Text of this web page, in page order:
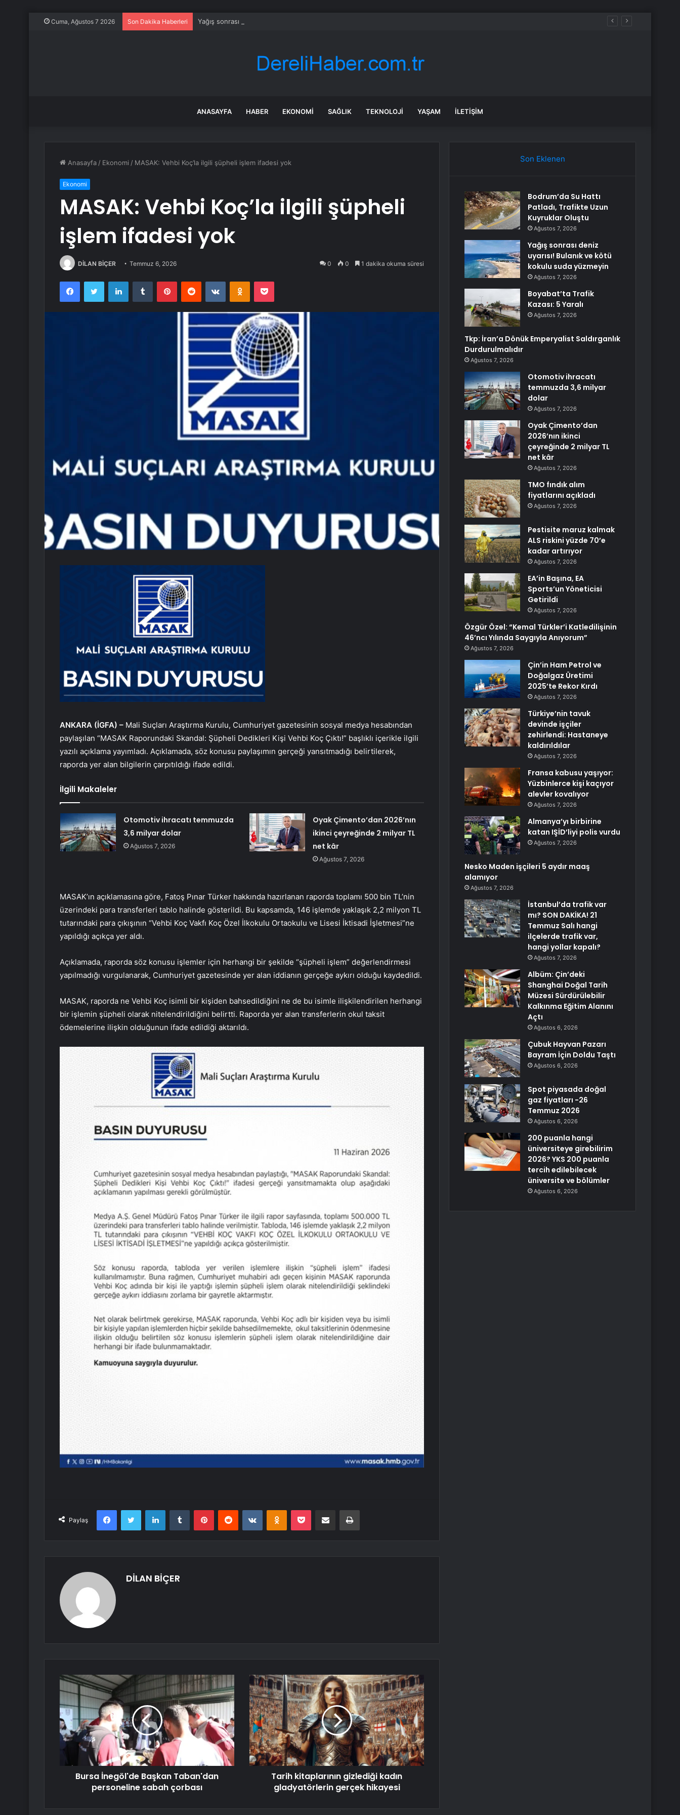
Cuma, Ağustos 7 2026 Son Dakika Haberleri Yağış sonrası deniz uyarısı! Bulanık ve kötü kokulu suda yüzmeyin
ANASAYFA HABER EKONOMI SAĞLIK TEKNOLOJI YAŞAM İLETIŞIM
Anasayfa / Ekonomi / MASAK: Vehbi Koç’la ilgili şüpheli işlem ifadesi yok
Ekonomi
MASAK: Vehbi Koç’la ilgili şüpheli
işlem ifadesi yok
DİLAN BİÇER Temmuz 6, 2026 0 0 1 dakika okuma süresi
FacebookTwitter LinkedInTumblr PinterestReddit VKontakteOdnoklassniki
Pocket
ANKARA (İGFA) – Mali Suçları Araştırma Kurulu, Cumhuriyet gazetesinin sosyal medya hesabından
paylaşılan “MASAK Raporundaki Skandal: Şüpheli Dedikleri Kişi Vehbi Koç Çıktı!” başlıklı içerikle ilgili
yazılı açıklama yayımladı. Açıklamada, söz konusu paylaşımın gerçeği yansıtmadığı belirtilerek,
raporda yer alan bilgilerin çarpıtıldığı ifade edildi.
İlgili Makaleler
Otomotiv ihracatı temmuzda
3,6 milyar dolar
Ağustos 7, 2026
Oyak Çimento’dan 2026’nın
ikinci çeyreğinde 2 milyar TL
net kâr
Ağustos 7, 2026
MASAK’ın açıklamasına göre, Fatoş Pınar Türker hakkında hazırlanan raporda toplamı 500 bin TL’nin
üzerindeki para transferleri tablo halinde gösterildi. Bu kapsamda, 146 işlemde yaklaşık 2,2 milyon TL
tutarındaki para çıkışının “Vehbi Koç Vakfı Koç Özel İlkokulu Ortaokulu ve Lisesi İktisadi İşletmesi”ne
yapıldığı açıkça yer aldı.
Açıklamada, raporda söz konusu işlemler için herhangi bir şekilde “şüpheli işlem” değerlendirmesi
yapılmadığı vurgulanarak, Cumhuriyet gazetesinde yer alan iddianın gerçeğe aykırı olduğu kaydedildi.
MASAK, raporda ne Vehbi Koç isimli bir kişiden bahsedildiğini ne de bu isimle ilişkilendirilen herhangi
bir işlemin şüpheli olarak nitelendirildiğini belirtti. Raporda yer alan transferlerin okul taksit
ödemelerine ilişkin olduğunun ifade edildiği aktarıldı.
Paylaş
FacebookTwitter LinkedInTumblr PinterestReddit VKontakteOdnoklassniki
Pocket E-Posta ile paylaş Yazdır
DİLAN BİÇER
Bursa İnegöl'de Başkan Taban'dan
personeline sabah çorbası
Tarih kitaplarının gizlediği kadın
gladyatörlerin gerçek hikayesi
Son Eklenen
Bodrum’da Su Hattı
Patladı, Trafikte Uzun
Kuyruklar Oluştu
Ağustos 7, 2026
Yağış sonrası deniz
uyarısı! Bulanık ve kötü
kokulu suda yüzmeyin
Ağustos 7, 2026
Boyabat’ta Trafik
Kazası: 5 Yaralı
Ağustos 7, 2026
Tkp: İran’a Dönük Emperyalist Saldırganlık
Durdurulmalıdır
Ağustos 7, 2026
Otomotiv ihracatı
temmuzda 3,6 milyar
dolar
Ağustos 7, 2026
Oyak Çimento’dan
2026’nın ikinci
çeyreğinde 2 milyar TL
net kâr
Ağustos 7, 2026
TMO fındık alım
fiyatlarını açıkladı
Ağustos 7, 2026
Pestisite maruz kalmak
ALS riskini yüzde 70’e
kadar artırıyor
Ağustos 7, 2026
EA’in Başına, EA
Sports’un Yöneticisi
Getirildi
Ağustos 7, 2026
Özgür Özel: “Kemal Türkler’i Katledilişinin
46’ncı Yılında Saygıyla Anıyorum”
Ağustos 7, 2026
Çin’in Ham Petrol ve
Doğalgaz Üretimi
2025’te Rekor Kırdı
Ağustos 7, 2026
Türkiye’nin tavuk
devinde işçiler
zehirlendi: Hastaneye
kaldırıldılar
Ağustos 7, 2026
Fransa kabusu yaşıyor:
Yüzbinlerce kişi kaçıyor
alevler kovalıyor
Ağustos 7, 2026
Almanya’yı birbirine
katan IŞİD’liyi polis vurdu
Ağustos 7, 2026
Nesko Maden işçileri 5 aydır maaş
alamıyor
Ağustos 7, 2026
İstanbul’da trafik var
mı? SON DAKİKA! 21
Temmuz Salı hangi
ilçelerde trafik var,
hangi yollar kapalı?
Ağustos 7, 2026
Albüm: Çin’deki
Shanghai Doğal Tarih
Müzesi Sürdürülebilir
Kalkınma Eğitim Alanını
Açtı
Ağustos 6, 2026
Çubuk Hayvan Pazarı
Bayram İçin Doldu Taştı
Ağustos 6, 2026
Spot piyasada doğal
gaz fiyatları -26
Temmuz 2026
Ağustos 6, 2026
200 puanla hangi
üniversiteye girebilirim
2026? YKS 200 puanla
tercih edilebilecek
üniversite ve bölümler
Ağustos 6, 2026